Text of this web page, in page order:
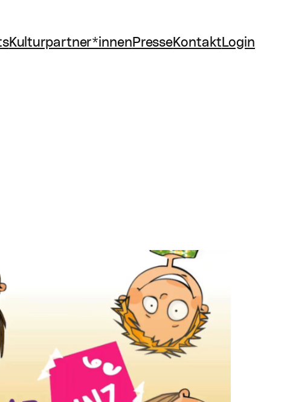
Kulturpartner*innenPresseKontaktLogin